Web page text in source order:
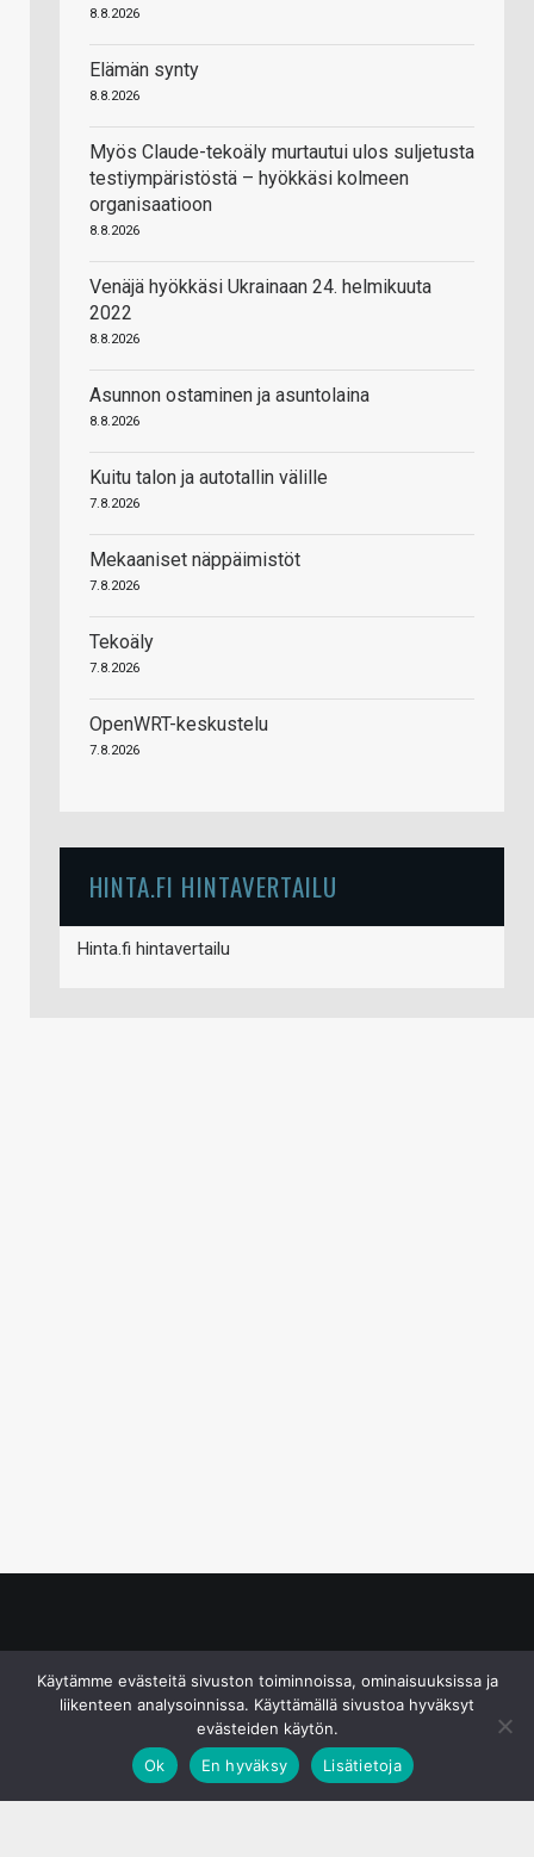
8.8.2026
Elämän synty
8.8.2026
Myös Claude-tekoäly murtautui ulos suljetusta
testiympäristöstä – hyökkäsi kolmeen
organisaatioon
8.8.2026
Venäjä hyökkäsi Ukrainaan 24. helmikuuta
2022
8.8.2026
Asunnon ostaminen ja asuntolaina
8.8.2026
Kuitu talon ja autotallin välille
7.8.2026
Mekaaniset näppäimistöt
7.8.2026
Tekoäly
7.8.2026
OpenWRT-keskustelu
7.8.2026
HINTA.FI HINTAVERTAILU
Hinta.fi hintavertailu
Käytämme evästeitä sivuston toiminnoissa, ominaisuuksissa ja
liikenteen analysoinnissa. Käyttämällä sivustoa hyväksyt
evästeiden käytön.
Ok
En hyväksy Lisätietoja